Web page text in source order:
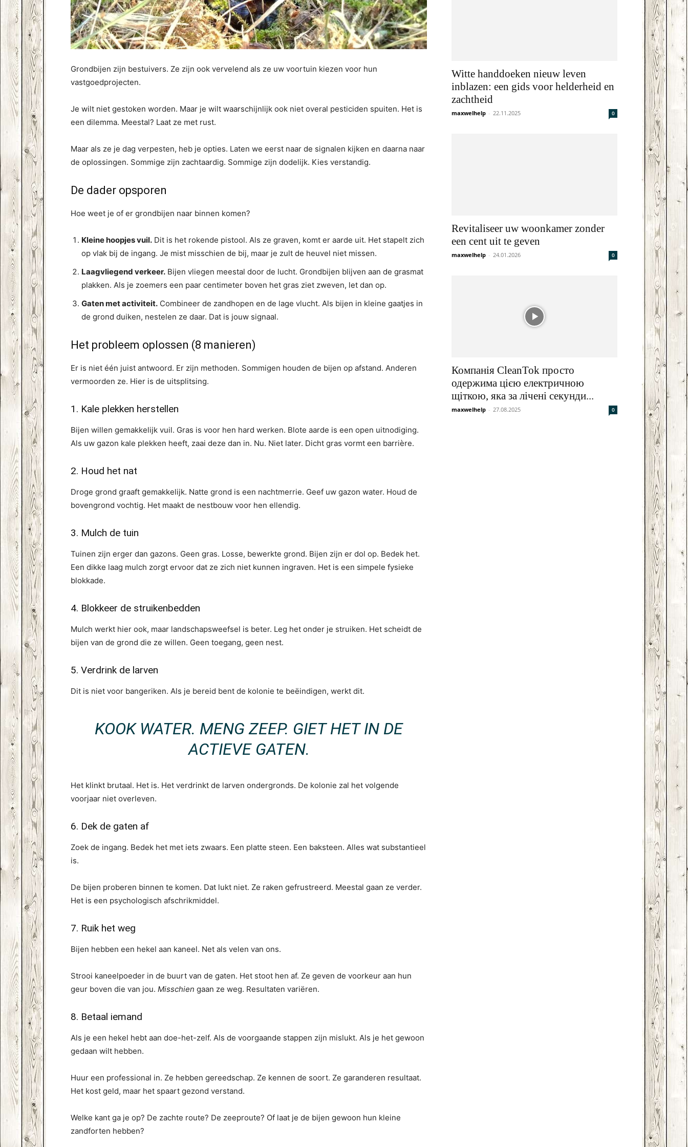
Grondbijen zijn bestuivers. Ze zijn ook vervelend als ze uw voortuin kiezen voor hun
vastgoedprojecten.
Je wilt niet gestoken worden. Maar je wilt waarschijnlijk ook niet overal pesticiden spuiten. Het is
een dilemma. Meestal? Laat ze met rust.
Maar als ze je dag verpesten, heb je opties. Laten we eerst naar de signalen kijken en daarna naar
de oplossingen. Sommige zijn zachtaardig. Sommige zijn dodelijk. Kies verstandig.
De dader opsporen
Hoe weet je of er grondbijen naar binnen komen?
Kleine hoopjes vuil. Dit is het rokende pistool. Als ze graven, komt er aarde uit. Het stapelt zich
op vlak bij de ingang. Je mist misschien de bij, maar je zult de heuvel niet missen.
Laagvliegend verkeer. Bijen vliegen meestal door de lucht. Grondbijen blijven aan de grasmat
plakken. Als je zoemers een paar centimeter boven het gras ziet zweven, let dan op.
Gaten met activiteit. Combineer de zandhopen en de lage vlucht. Als bijen in kleine gaatjes in
de grond duiken, nestelen ze daar. Dat is jouw signaal.
Het probleem oplossen (8 manieren)
Er is niet één juist antwoord. Er zijn methoden. Sommigen houden de bijen op afstand. Anderen
vermoorden ze. Hier is de uitsplitsing.
1. Kale plekken herstellen
Bijen willen gemakkelijk vuil. Gras is voor hen hard werken. Blote aarde is een open uitnodiging.
Als uw gazon kale plekken heeft, zaai deze dan in. Nu. Niet later. Dicht gras vormt een barrière.
2. Houd het nat
Droge grond graaft gemakkelijk. Natte grond is een nachtmerrie. Geef uw gazon water. Houd de
bovengrond vochtig. Het maakt de nestbouw voor hen ellendig.
3. Mulch de tuin
Tuinen zijn erger dan gazons. Geen gras. Losse, bewerkte grond. Bijen zijn er dol op. Bedek het.
Een dikke laag mulch zorgt ervoor dat ze zich niet kunnen ingraven. Het is een simpele fysieke
blokkade.
4. Blokkeer de struikenbedden
Mulch werkt hier ook, maar landschapsweefsel is beter. Leg het onder je struiken. Het scheidt de
bijen van de grond die ze willen. Geen toegang, geen nest.
5. Verdrink de larven
Dit is niet voor bangeriken. Als je bereid bent de kolonie te beëindigen, werkt dit.
KOOK WATER. MENG ZEEP. GIET HET IN DE
ACTIEVE GATEN.
Het klinkt brutaal. Het is. Het verdrinkt de larven ondergronds. De kolonie zal het volgende
voorjaar niet overleven.
6. Dek de gaten af
Zoek de ingang. Bedek het met iets zwaars. Een platte steen. Een baksteen. Alles wat substantieel
is.
De bijen proberen binnen te komen. Dat lukt niet. Ze raken gefrustreerd. Meestal gaan ze verder.
Het is een psychologisch afschrikmiddel.
7. Ruik het weg
Bijen hebben een hekel aan kaneel. Net als velen van ons.
Strooi kaneelpoeder in de buurt van de gaten. Het stoot hen af. Ze geven de voorkeur aan hun
geur boven die van jou. Misschien gaan ze weg. Resultaten variëren.
8. Betaal iemand
Als je een hekel hebt aan doe-het-zelf. Als de voorgaande stappen zijn mislukt. Als je het gewoon
gedaan wilt hebben.
Huur een professional in. Ze hebben gereedschap. Ze kennen de soort. Ze garanderen resultaat.
Het kost geld, maar het spaart gezond verstand.
Welke kant ga je op? De zachte route? De zeeproute? Of laat je de bijen gewoon hun kleine
zandforten hebben?
Witte handdoeken nieuw leven
inblazen: een gids voor helderheid en
zachtheid
maxwelhelp - 22.11.2025 0
Revitaliseer uw woonkamer zonder
een cent uit te geven
maxwelhelp - 24.01.2026 0
Компанія CleanTok просто
одержима цією електричною
щіткою, яка за лічені секунди...
maxwelhelp - 27.08.2025 0